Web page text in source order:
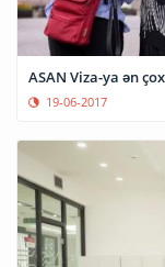
ASAN Viza-ya ən
19-06-2017